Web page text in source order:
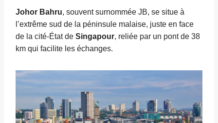
Johor Bahru, souvent surnommée JB, se situe à
l’extrême sud de la péninsule malaise, juste en face
de la cité-État de Singapour, reliée par un pont de 38
km qui facilite les échanges.